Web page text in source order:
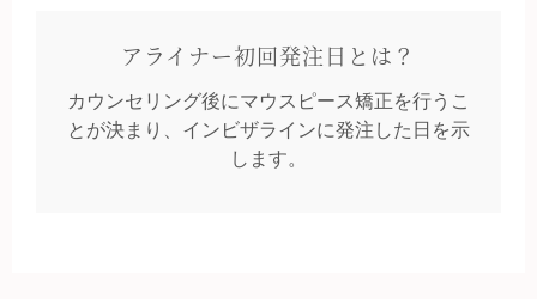
アライナー初回発注日とは？
カウンセリング後にマウスピース矯正を行うこ
とが決まり、インビザラインに発注した日を示
します。